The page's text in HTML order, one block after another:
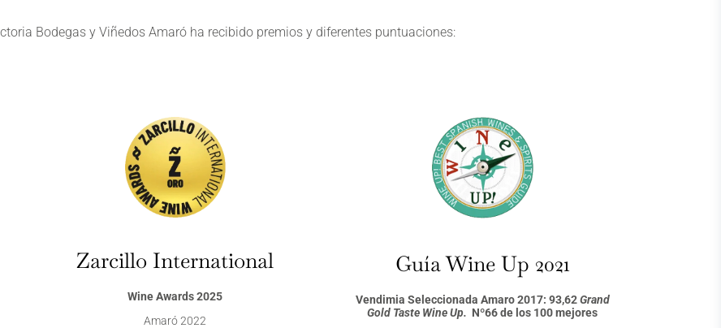
Bodegas y Viñedos Amaró ha recibido premios y diferentes puntuaciones:
Zarcillo International
Wine Awards 2025
Amaró 2022
Guía Wine Up 2021
Vendimia Seleccionada Amaro 2017: 93,62Grand
Gold Taste Wine Up. Nº66 de los 100 mejores